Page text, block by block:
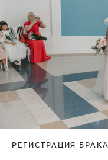
РЕГИСТРАЦИЯ БРАКА